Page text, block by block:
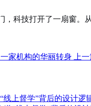
，科技打开了一扇窗。
家机构的华丽转身 上